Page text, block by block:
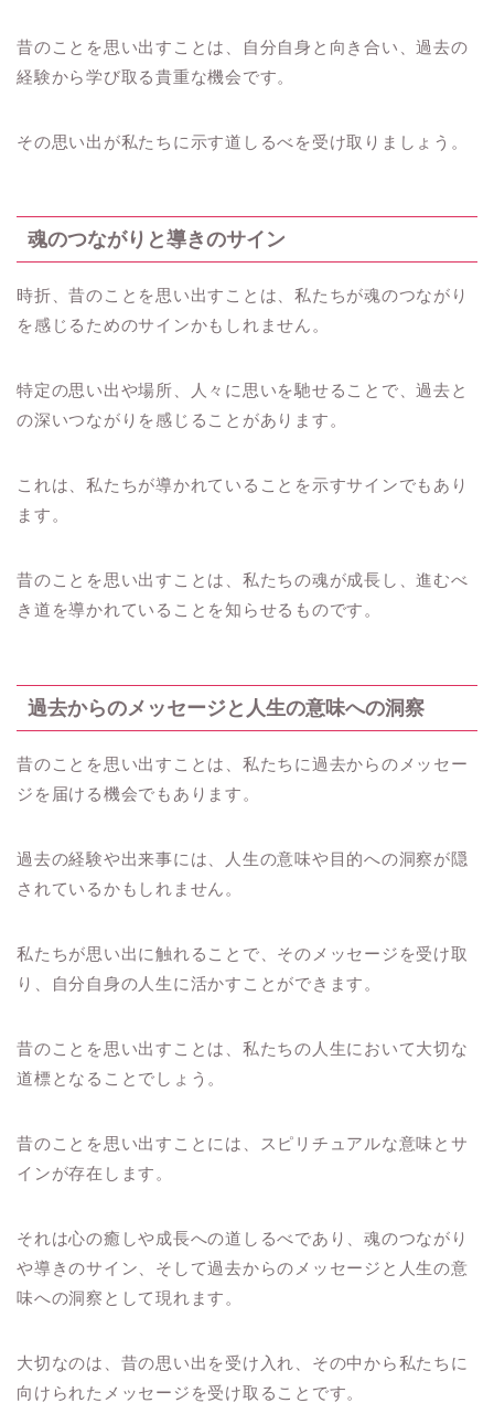
昔のことを思い出すことは、自分自身と向き合い、過去の
経験から学び取る貴重な機会です。
その思い出が私たちに示す道しるべを受け取りましょう。
魂のつながりと導きのサイン
時折、昔のことを思い出すことは、私たちが魂のつながり
を感じるためのサインかもしれません。
特定の思い出や場所、人々に思いを馳せることで、過去と
の深いつながりを感じることがあります。
これは、私たちが導かれていることを示すサインでもあり
ます。
昔のことを思い出すことは、私たちの魂が成長し、進むべ
き道を導かれていることを知らせるものです。
過去からのメッセージと人生の意味への洞察
昔のことを思い出すことは、私たちに過去からのメッセー
ジを届ける機会でもあります。
過去の経験や出来事には、人生の意味や目的への洞察が隠
されているかもしれません。
私たちが思い出に触れることで、そのメッセージを受け取
り、自分自身の人生に活かすことができます。
昔のことを思い出すことは、私たちの人生において大切な
道標となることでしょう。
昔のことを思い出すことには、スピリチュアルな意味とサ
インが存在します。
それは心の癒しや成長への道しるべであり、魂のつながり
や導きのサイン、そして過去からのメッセージと人生の意
味への洞察として現れます。
大切なのは、昔の思い出を受け入れ、その中から私たちに
向けられたメッセージを受け取ることです。